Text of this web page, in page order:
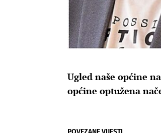
Ugled naše općine
općine optužena